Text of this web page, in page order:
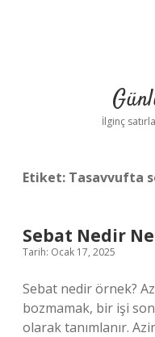
İlginç
Etiket: Tasavvufta
Sebat Nedir
Tarih: Ocak 17, 2025
Sebat nedir örnek?
bozmamak, bir işi
olarak tanımlanır.